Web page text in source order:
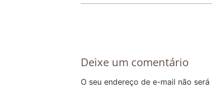
Deixe um comentário
O seu endereço de e-mail não